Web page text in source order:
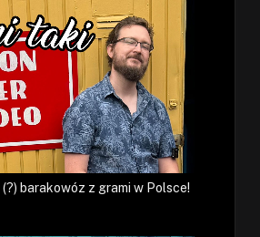
barakowóz z grami w Polsce!